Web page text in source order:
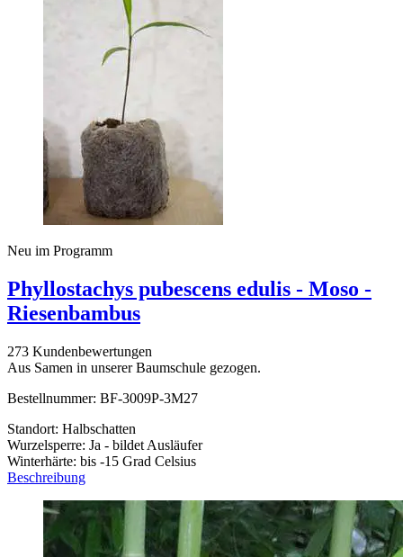
Neu im Programm
Phyllostachys pubescens edulis - Moso -
Riesenbambus
273 Kundenbewertungen
Aus Samen in unserer Baumschule gezogen.
Bestellnummer: BF-3009P-3M27
Standort: Halbschatten
Wurzelsperre: Ja - bildet Ausläufer
Winterhärte: bis -15 Grad Celsius
Beschreibung